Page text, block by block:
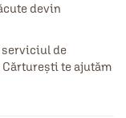
devin
serviciul de
te ajutăm